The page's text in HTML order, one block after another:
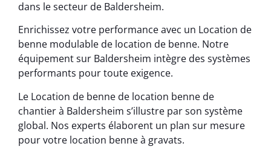
dans le secteur de Baldersheim.
Enrichissez votre performance avec un Location de
benne modulable de location de benne. Notre
équipement sur Baldersheim intègre des systèmes
performants pour toute exigence.
Le Location de benne de location benne de
chantier à Baldersheim s’illustre par son système
global. Nos experts élaborent un plan sur mesure
pour votre location benne à gravats.